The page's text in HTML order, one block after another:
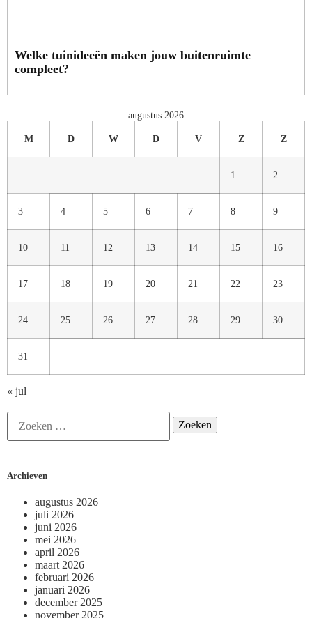
Welke tuinideeën maken jouw buitenruimte
compleet?
augustus 2026
M D W D V Z Z
1 2
3 4 5 6 7 8 9
10 11 12 13 14 15 16
17 18 19 20 21 22 23
24 25 26 27 28 29 30
31
« jul
Archieven
augustus 2026
juli 2026
juni 2026
mei 2026
april 2026
maart 2026
februari 2026
januari 2026
december 2025
november 2025